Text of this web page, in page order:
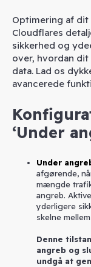
Optimering af dit
Cloudflares
sikkerhed og
over, hvordan
data. Lad os
avancerede
‘Under
Under
afgørende,
mængde
angreb.
yderligere
skelne
Denne
angreb og
undgå at